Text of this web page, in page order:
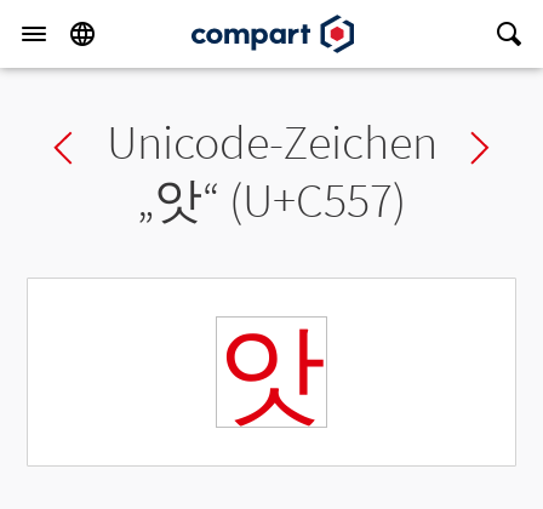
Previous char
Unicode-Zeichen
„앗“ (U+C557)
앗